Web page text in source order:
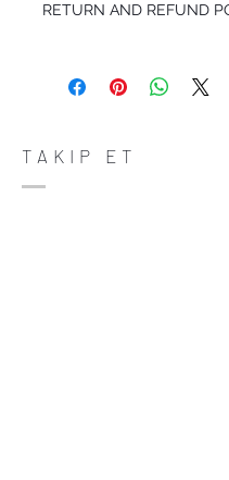
RETURN AND REFUND
do in case they are
trust and reassure your
they can buy with confidence.
TAKIP ET